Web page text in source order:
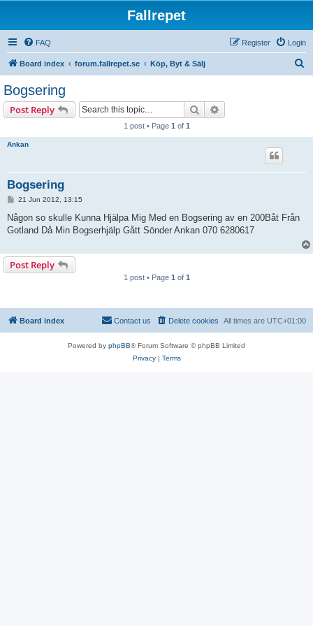
Fallrepet
FAQ Login
Register
Board index forum.fallrepet.se Köp, Byt & Sälj
Bogsering
Post Reply Search
1 post • Page 1 of 1
Ankan
Bogsering
P
s
21 Jun 2012, 13:15
Någon so skulle Kunna Hjälpa Mig Med en Bogsering av en 200Båt Från
Gotland Då Min Bogserhjälp Gått Sönder Ankan 070 6280617
Post Reply
1 post • Page 1 of 1
Board index All times are UTC+01:00
Delete cookies
Contact us
Powered by phpBB® Forum Software © phpBB Limited
Privacy| Terms